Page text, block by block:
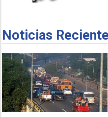
Noticias